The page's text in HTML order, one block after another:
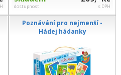
dostupnost s DPH
Poznávání pro nejmenší -
Hádej hádanky